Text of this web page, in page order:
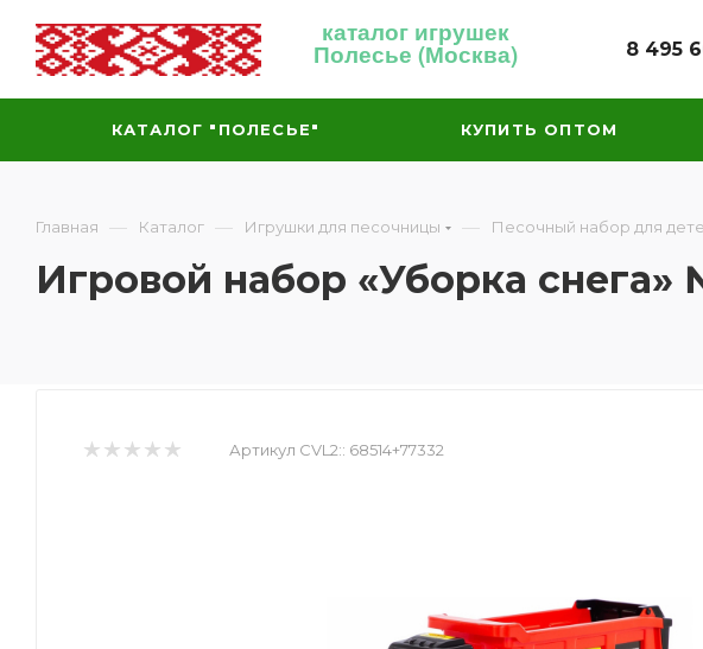
каталог игрушек
Полесье (Москва) 8 495
КАТАЛОГ "ПОЛЕСЬЕ" КУПИТЬ ОПТОМ
Главная — Каталог — Игрушки для песочницы — Песочный набор для
Игровой набор «Уборка снега»
Артикул CVL2:: 68514+77332